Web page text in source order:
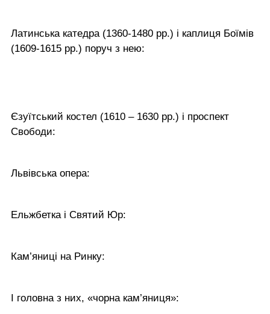
Латинська катедра (1360-1480 рр.) і каплиця Боїмів
(1609-1615 рр.) поруч з нею:
Єзуїтський костел (1610 – 1630 рр.) і проспект
Свободи:
Львівська опера:
Ельжбетка і Святий Юр:
Кам’яниці на Ринку:
І головна з них, «чорна кам’яниця»: